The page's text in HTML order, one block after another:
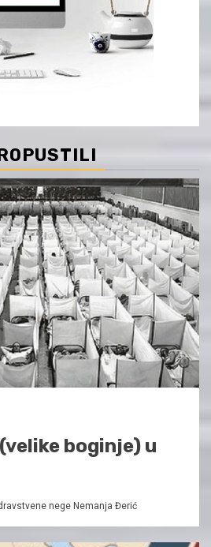
boginje) u
nege Nemanja Đerić